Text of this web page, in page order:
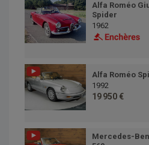
Alfa Roméo
Spider
1962
Alfa Roméo
1992
19 950 €
Mercedes-